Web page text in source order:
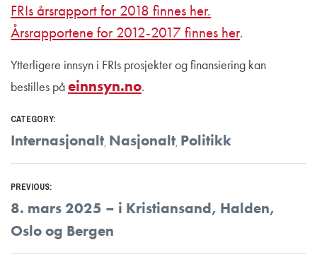
FRIs årsrapport for 2018 finnes her.
Årsrapportene for 2012-2017 finnes her.
Ytterligere innsyn i FRIs prosjekter og finansiering kan
bestilles påeinnsyn.no.
CATEGORY:
Internasjonalt, Nasjonalt, Politikk
Innleggsnavigasjon
PREVIOUS:
Previous
post:
8. mars 2025 – i Kristiansand, Halden,
Oslo og Bergen